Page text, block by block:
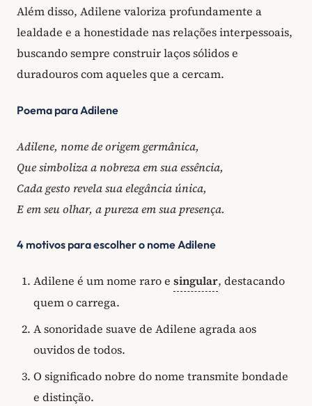
Além disso, Adilene valoriza profundamente a
lealdade e a honestidade nas relações interpessoais,
buscando sempre construir laços sólidos e
duradouros com aqueles que a cercam.
Poema para Adilene
Adilene, nome de origem germânica,
Que simboliza a nobreza em sua essência,
Cada gesto revela sua elegância única,
E em seu olhar, a pureza em sua presença.
4 motivos para escolher o nome Adilene
Adilene é um nome raro e singular, destacando
quem o carrega.
A sonoridade suave de Adilene agrada aos
ouvidos de todos.
O significado nobre do nome transmite bondade
e distinção.